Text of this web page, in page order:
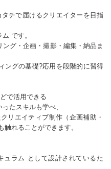
タチで届けるクリエイターを目指
です。
グ・企画・撮影・編集・納品ま
ングの基礎?応用を段階的に習得
で活用できる
たスキルも学べ、
リエイティブ制作（企画補助・
れることができます。
ュラム として設計されているた